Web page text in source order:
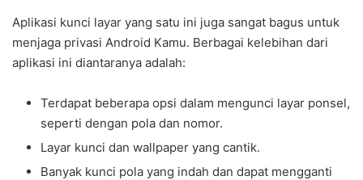
Aplikasi kunci layar yang satu ini juga sangat bagus untuk
menjaga privasi Android Kamu. Berbagai kelebihan dari
aplikasi ini diantaranya adalah:
Terdapat beberapa opsi dalam mengunci layar ponsel,
seperti dengan pola dan nomor.
Layar kunci dan wallpaper yang cantik.
Banyak kunci pola yang indah dan dapat mengganti